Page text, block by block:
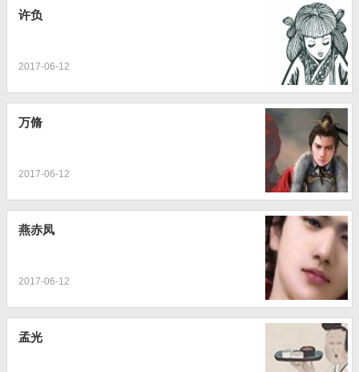
许负
2017-06-12
万脩
2017-06-12
燕赤凤
2017-06-12
孟光